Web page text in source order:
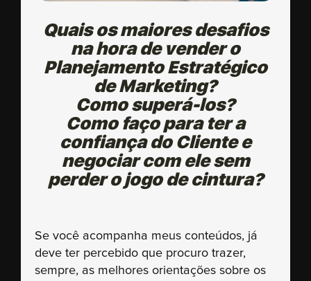
Quais os maiores desafios
na hora de vender o
Planejamento Estratégico
de Marketing?
Como superá-los?
Como faço para ter a
confiança do Cliente e
negociar com ele sem
perder o jogo de cintura?
Se você acompanha meus conteúdos, já
deve ter percebido que procuro trazer,
sempre, as melhores orientações sobre os